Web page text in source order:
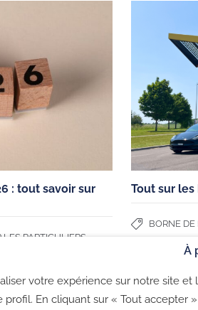
: tout savoir sur
LES PARTICULIERS
Tout sur
BORNE DE
LES
Nos bornes de recharge
Véhicules 100% électrique
Véhicules hybrides
Utilitaires 100% électrique
Aides à la mobilité électrique
©2026 - CGU -
À
votre expérience sur notre site et
En cliquant sur « Tout accepter